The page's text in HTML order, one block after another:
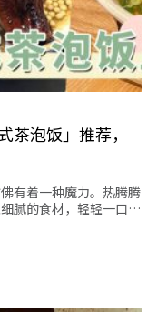
泡饭」推荐，
有着一种魔力。热腾腾
腻的食材，轻轻一口…